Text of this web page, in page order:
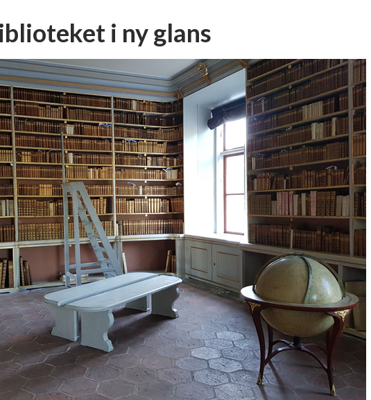
i ny glans